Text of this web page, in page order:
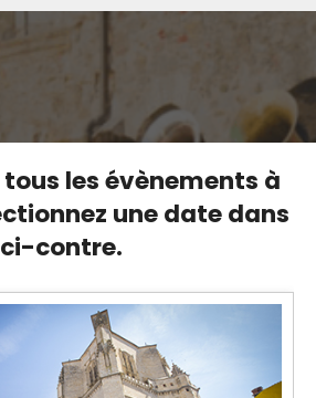
les évènements à
une date dans
contre.